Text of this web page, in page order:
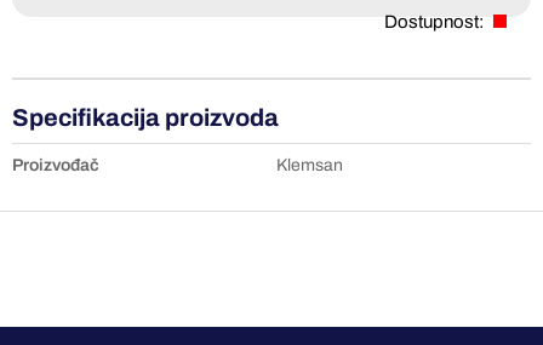
Dostupnost:
Specifikacija proizvoda
Proizvođač Klemsan